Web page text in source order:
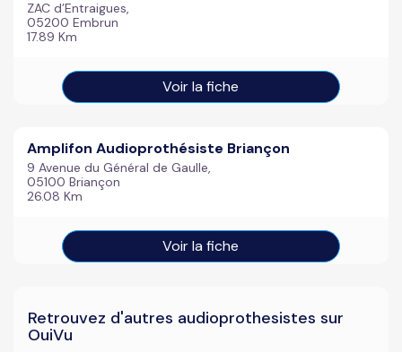
ZAC d’Entraigues,
05200 Embrun
17.89 Km
Voir la fiche
Amplifon Audioprothésiste Briançon
9 Avenue du Général de Gaulle,
05100 Briançon
26.08 Km
Voir la fiche
Retrouvez d'autres audioprothesistes sur
OuiVu